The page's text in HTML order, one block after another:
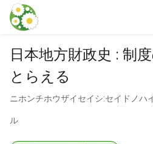
本文に飛ぶ
日本地方財政史 : 制
とらえる
ニホンチホウザイセイシ:セイドノハ
ル